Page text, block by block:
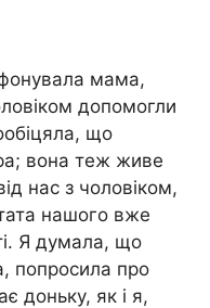
мама,
допомогли
що
вона теж живе
нас з чоловіком,
нашого вже
Я думала, що
попросила про
доньку, як і я,